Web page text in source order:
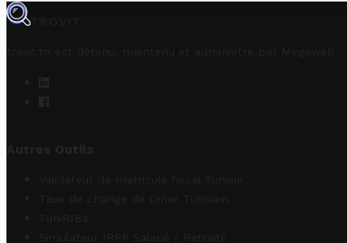
TROVIT
trovit.tn est détenu, maintenu et administré par Megaweb
Autres Outils
Validateur de matricule fiscal Tunisie
Taux de change de Dinar Tunisien
TuniRIBs
Simulateur IRPP Salarié / Retraité